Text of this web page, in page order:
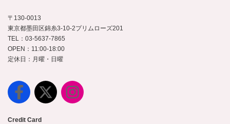
〒130-0013
東京都墨田区錦糸3-10-2プリムローズ201
TEL：03-5637-7865
OPEN：11:00-18:00
定休日：月曜・日曜
Credit Card